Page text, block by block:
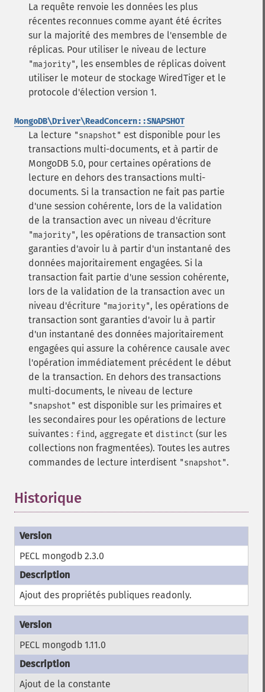
La requête renvoie les données les plus
récentes reconnues comme ayant été écrites
sur la majorité des membres de l'ensemble de
réplicas. Pour utiliser le niveau de lecture
"majority", les ensembles de réplicas doivent
utiliser le moteur de stockage WiredTiger et le
protocole d'élection version 1.
MongoDB\Driver\ReadConcern::SNAPSHOT
La lecture "snapshot" est disponible pour les
transactions multi-documents, et à partir de
MongoDB 5.0, pour certaines opérations de
lecture en dehors des transactions multi-
documents. Si la transaction ne fait pas partie
d'une session cohérente, lors de la validation
de la transaction avec un niveau d'écriture
"majority", les opérations de transaction sont
garanties d'avoir lu à partir d'un instantané des
données majoritairement engagées. Si la
transaction fait partie d'une session cohérente,
lors de la validation de la transaction avec un
niveau d'écriture "majority", les opérations de
transaction sont garanties d'avoir lu à partir
d'un instantané des données majoritairement
engagées qui assure la cohérence causale avec
l'opération immédiatement précédent le début
de la transaction. En dehors des transactions
multi-documents, le niveau de lecture
"snapshot" est disponible sur les primaires et
les secondaires pour les opérations de lecture
suivantes : find, aggregate et distinct (sur les
collections non fragmentées). Toutes les autres
commandes de lecture interdisent "snapshot".
Historique
PECL mongodb 2.3.0
Ajout des propriétés publiques readonly.
PECL mongodb 1.11.0
Ajout de la constante